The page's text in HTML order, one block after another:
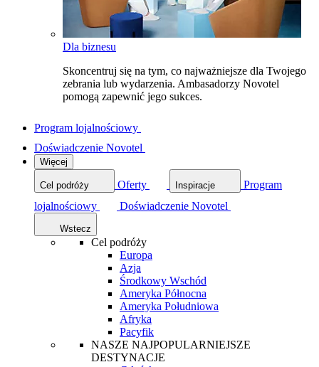
Dla biznesu
Skoncentruj się na tym, co najważniejsze dla Twojego
zebrania lub wydarzenia. Ambasadorzy Novotel
pomogą zapewnić jego sukces.
Program lojalnościowy
Doświadczenie Novotel
Więcej
Cel podróży Oferty Inspiracje
Program
lojalnościowy
Doświadczenie Novotel
Wstecz
Cel podróży
Europa
Azja
Środkowy Wschód
Ameryka Północna
Ameryka Południowa
Afryka
Pacyfik
NASZE NAJPOPULARNIEJSZE
DESTYNACJE